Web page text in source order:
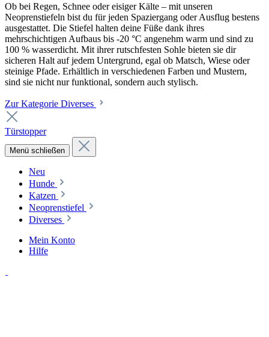
Ob bei Regen, Schnee oder eisiger Kälte – mit unseren
Neoprenstiefeln bist du für jeden Spaziergang oder Ausflug bestens
ausgestattet. Die Stiefel halten deine Füße dank ihres
mehrschichtigen Aufbaus bis -20 °C angenehm warm und sind zu
100 % wasserdicht. Mit ihrer rutschfesten Sohle bieten sie dir
sicheren Halt auf jedem Untergrund, egal ob Matsch, Wiese oder
steinige Pfade. Erhältlich in verschiedenen Farben und Mustern,
sind sie nicht nur funktional, sondern auch stylisch.
Zur Kategorie Diverses
Türstopper
Menü schließen
Neu
Hunde
Katzen
Neoprenstiefel
Diverses
Mein Konto
Hilfe